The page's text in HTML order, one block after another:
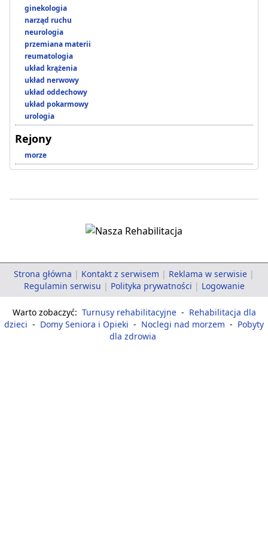
ginekologia
narząd ruchu
neurologia
przemiana materii
reumatologia
układ krążenia
układ nerwowy
układ oddechowy
układ pokarmowy
urologia
Rejony
morze
Strona główna | Kontakt z serwisem | Reklama w serwisie |
Regulamin serwisu | Polityka prywatności | Logowanie
Warto zobaczyć: Turnusy rehabilitacyjne - Rehabilitacja dla
dzieci - Domy Seniora i Opieki - Noclegi nad morzem - Pobyty
dla zdrowia